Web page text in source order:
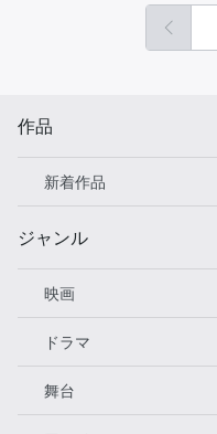
作品
新着作品
ジャンル
映画
ドラマ
舞台